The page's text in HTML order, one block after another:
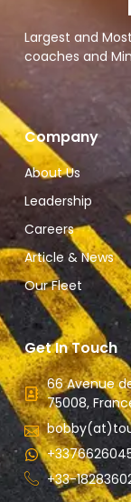
Largest and
coaches and
Company
About Us
Leadership
Careers
Article & News
Our Fleet
Get In Touch
66 Avenue
75008,
+33-